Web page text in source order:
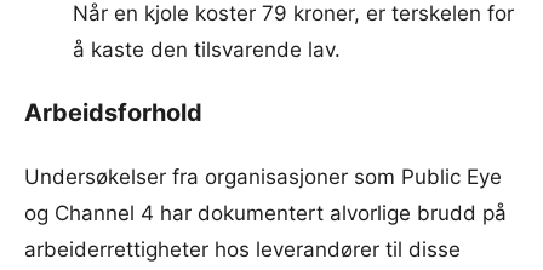
Når en kjole koster 79 kroner, er terskelen for
å kaste den tilsvarende lav.
Arbeidsforhold
Undersøkelser fra organisasjoner som Public Eye
og Channel 4 har dokumentert alvorlige brudd på
arbeiderrettigheter hos leverandører til disse